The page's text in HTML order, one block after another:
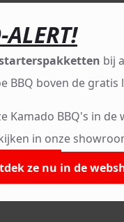
bij
BBQ boven de gratis
Kamado BBQ's in de
in onze
ze nu in de